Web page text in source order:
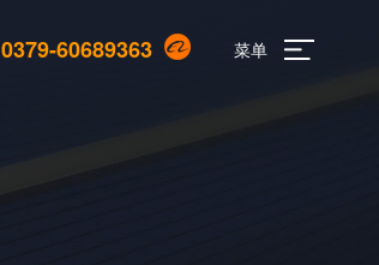
0379-60689363 菜单